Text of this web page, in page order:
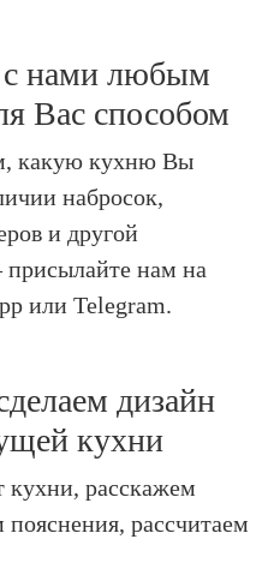
с нами любым
Вас способом
какую кухню Вы
набросок,
и другой
нам на
или Telegram.
дизайн
кухни
кухни, расскажем
пояснения, рассчитаем